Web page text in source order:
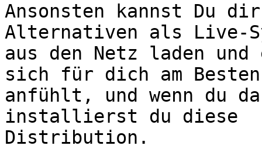
Ansonsten kannst Du
Alternativen als Live-
aus den Netz laden
sich für dich am
anfühlt, und wenn du
installierst du diese
Distribution.